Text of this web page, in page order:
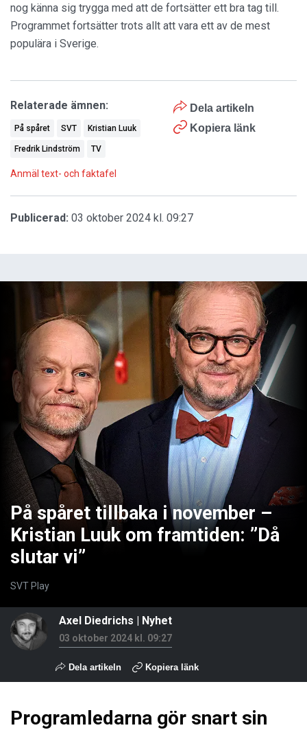
nog känna sig trygga med att de fortsätter ett bra tag till.
Programmet fortsätter trots allt att vara ett av de mest
populära i Sverige.
Dela artikeln
Kopiera länk
Relaterade ämnen:
På spåret SVT Kristian Luuk
Fredrik Lindström TV
Anmäl text- och faktafel
Publicerad: 03 oktober 2024 kl. 09:27
På spåret tillbaka i november –
Kristian Luuk om framtiden: ”Då
slutar vi”
SVT Play
Axel Diedrichs | Nyhet
03 oktober 2024 kl. 09:27
Dela artikeln Kopiera länk
Programledarna gör snart sin